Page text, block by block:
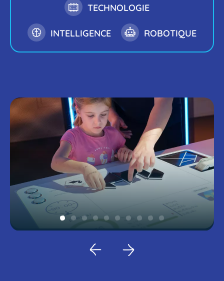
TECHNOLOGIE
INTELLIGENCE
ROBOTIQUE